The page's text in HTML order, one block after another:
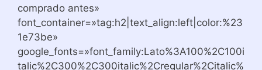
comprado antes»
font_container=»tag:h2|text_align:left|color:%23
1e73be»
google_fonts=»font_family:Lato%3A100%2C100i
talic%2C300%2C300italic%2Cregular%2Citalic%